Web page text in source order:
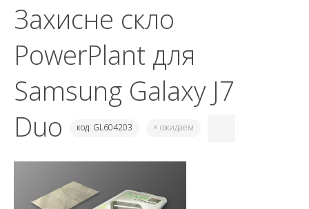
Захисне скло
PowerPlant для
Samsung Galaxy J7
Duo
код: GL604203 × ожидаем